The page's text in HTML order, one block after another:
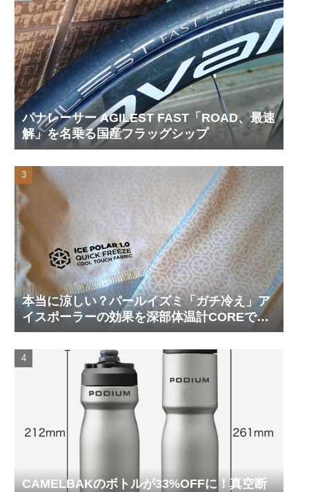
パナレーサー AGILEST FAST「ROAD、最速
解」を名乗る国産フラッグシップ
本当に涼しい？パールイズミ「ガチ冷え」ア
イスポーラーの効果を深部体温計COREで測
ってみた
CAMELBAKのボトルが33%OFFに！真空断